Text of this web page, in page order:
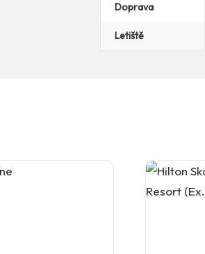
Doprava
Letiště